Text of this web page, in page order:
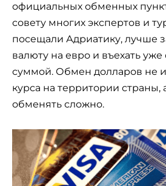
официальных обменных
совету многих экспертов и
посещали Адриатику, лучше
валюту на евро и въехать
суммой. Обмен долларов не
курса на территории страны,
обменять сложно.